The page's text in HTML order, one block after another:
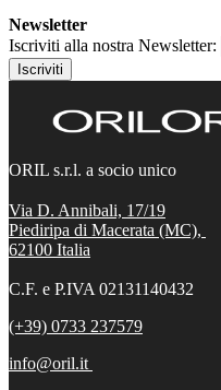
Newsletter
Iscriviti alla nostra Newsletter:
Iscriviti
ORIL s.r.l. a socio unico
Via D. Annibali, 17/19
Piediripa di Macerata (MC),
62100 Italia
C.F. e P.IVA 02131140432
(+39) 0733 237579
info@oril.it